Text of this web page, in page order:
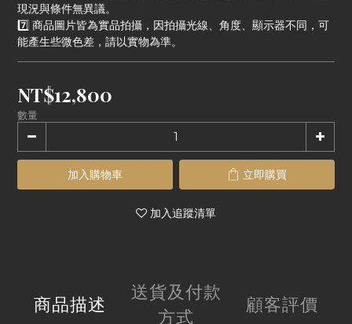
現況與條件無異議。
7️⃣ 商品圖片皆為實品拍攝，因拍攝光線、角度、顯示器不同，可
能產生些微色差，請以實物為準。
NT$12,800
數量
加入購物車 立即購買
加入追蹤清單
商品描述
送貨及付款
方式
顧客評價